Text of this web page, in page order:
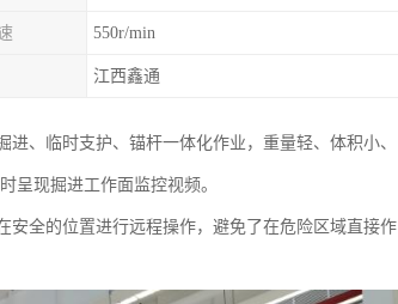
550r/min
江西鑫通
、临时支护、锚杆一体化作业，重量轻、体积小、
呈现掘进工作面监控视频。
安全的位置进行远程操作，避免了在危险区域直接作